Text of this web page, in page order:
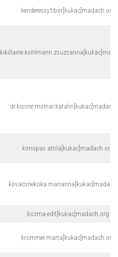
kenderessy.tibor[kukac]madach.org
konopas.attila[kukac]madach.org
kozma.edit[kukac]madach.org
krommer.marta[kukac]madach.org